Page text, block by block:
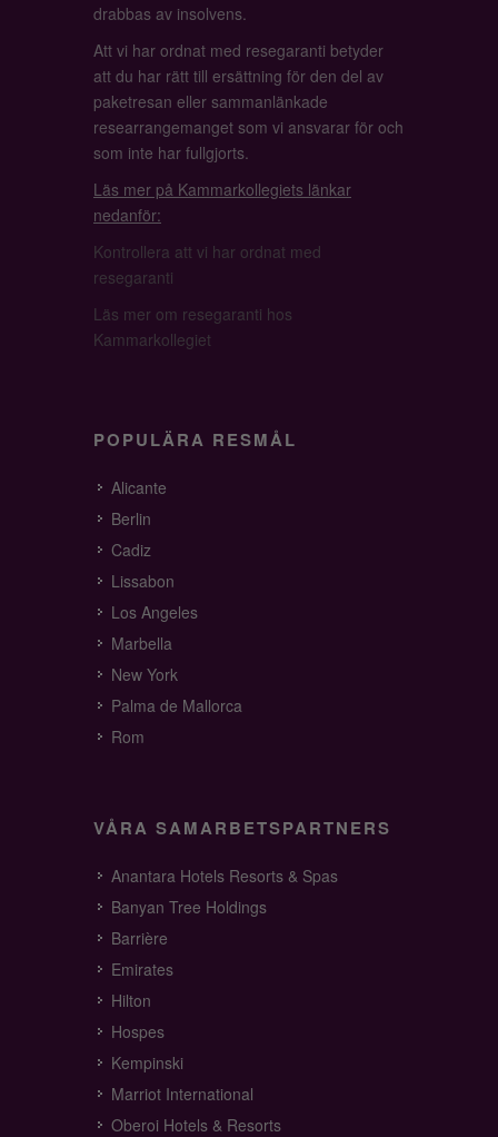
drabbas av insolvens.
Att vi har ordnat med resegaranti betyder
att du har rätt till ersättning för den del av
paketresan eller sammanlänkade
researrangemanget som vi ansvarar för och
som inte har fullgjorts.
Läs mer på Kammarkollegiets länkar
nedanför:
Kontrollera att vi har ordnat med
resegaranti
Läs mer om resegaranti hos
Kammarkollegiet
POPULÄRA RESMÅL
Alicante
Berlin
Cadiz
Lissabon
Los Angeles
Marbella
New York
Palma de Mallorca
Rom
VÅRA SAMARBETSPARTNERS
Anantara Hotels Resorts & Spas
Banyan Tree Holdings
Barrière
Emirates
Hilton
Hospes
Kempinski
Marriot International
Oberoi Hotels & Resorts